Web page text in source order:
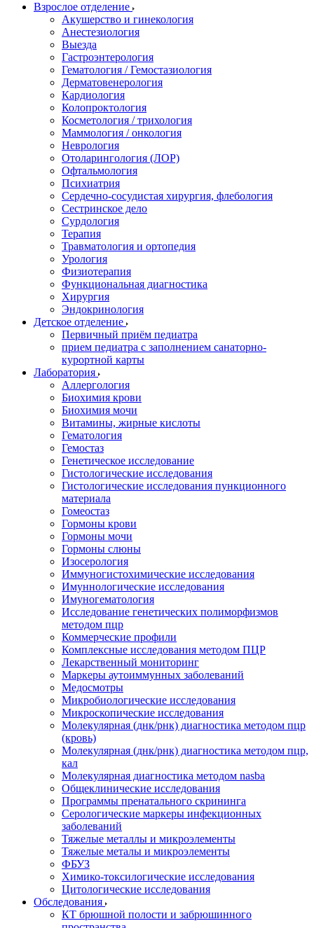
Взрослое отделение
Акушерство и гинекология
Анестезиология
Выезда
Гастроэнтерология
Гематология / Гемостазиология
Дерматовенерология
Кардиология
Колопроктология
Косметология / трихология
Маммология / онкология
Неврология
Отоларингология (ЛОР)
Офтальмология
Психиатрия
Сердечно-сосудистая хирургия, флебология
Сестринское дело
Сурдология
Терапия
Травматология и ортопедия
Урология
Физиотерапия
Функциональная диагностика
Хирургия
Эндокринология
Детское отделение
Первичный приём педиатра
прием педиатра с заполнением санаторно-
курортной карты
Лаборатория
Аллергология
Биохимия крови
Биохимия мочи
Витамины, жирные кислоты
Гематология
Гемостаз
Генетическое исследование
Гистологические исследования
Гистологические исследования пункционного
материала
Гомеостаз
Гормоны крови
Гормоны мочи
Гормоны слюны
Изосерология
Иммуногистохимические исследования
Имуннологические исследования
Имуногематология
Исследование генетических полиморфизмов
методом пцр
Коммерческие профили
Комплексные исследования методом ПЦР
Лекарственный мониторинг
Маркеры аутоиммунных заболеваний
Медосмотры
Микробиологические исследования
Микроскопические исследования
Молекулярная (днк/рнк) диагностика методом пцр
(кровь)
Молекулярная (днк/рнк) диагностика методом пцр,
кал
Молекулярная диагностика методом nasba
Общеклинические исследования
Программы пренатального скрининга
Серологические маркеры инфекционных
заболеваний
Тяжелые металлы и микроэлементы
Тяжелые металы и микроэлементы
ФБУЗ
Химико-токсилогические исследования
Цитологические исследования
Обследования
КТ брюшной полости и забрюшинного